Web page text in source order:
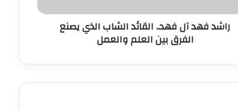
راشد فهد آل فهد.. القائد الشاب الذي يصنع
الفرق بين العلم والعمل